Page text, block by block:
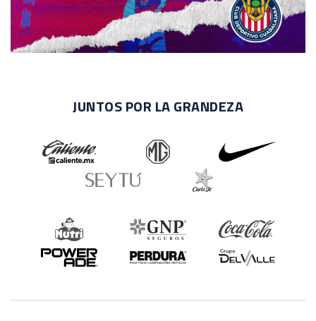
JUNTOS POR LA GRANDEZA